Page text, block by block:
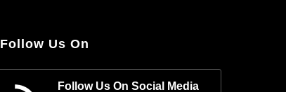
Follow Us On
Follow Us On Social Media